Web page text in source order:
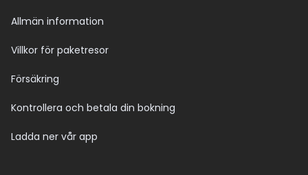
Allmän information
Villkor för paketresor
Försäkring
Kontrollera och betala din bokning
Ladda ner vår app